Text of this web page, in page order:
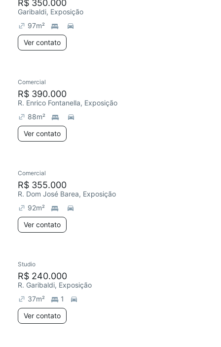
R$ 350.000
Garibaldi, Exposição
97m²
Ver contato
Comercial
R$ 390.000
R. Enrico Fontanella, Exposição
88m²
Ver contato
Comercial
R$ 355.000
R. Dom José Barea, Exposição
92m²
Ver contato
Studio
R$ 240.000
R. Garibaldi, Exposição
37m²
1
Ver contato